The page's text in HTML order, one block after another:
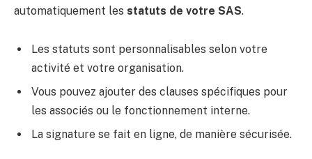
automatiquement les statuts de votre SAS.
Les statuts sont personnalisables selon votre
activité et votre organisation.
Vous pouvez ajouter des clauses spécifiques pour
les associés ou le fonctionnement interne.
La signature se fait en ligne, de manière sécurisée.